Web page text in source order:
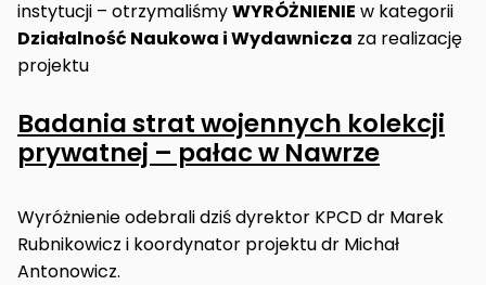
instytucji – otrzymaliśmyWYRÓŻNIENIE w kategorii
Działalność Naukowa i Wydawnicza za realizację
projektu
Badania strat wojennych kolekcji
prywatnej – pałac w Nawrze
Wyróżnienie odebrali dziś dyrektor KPCD dr Marek
Rubnikowicz i koordynator projektu dr Michał
Antonowicz.